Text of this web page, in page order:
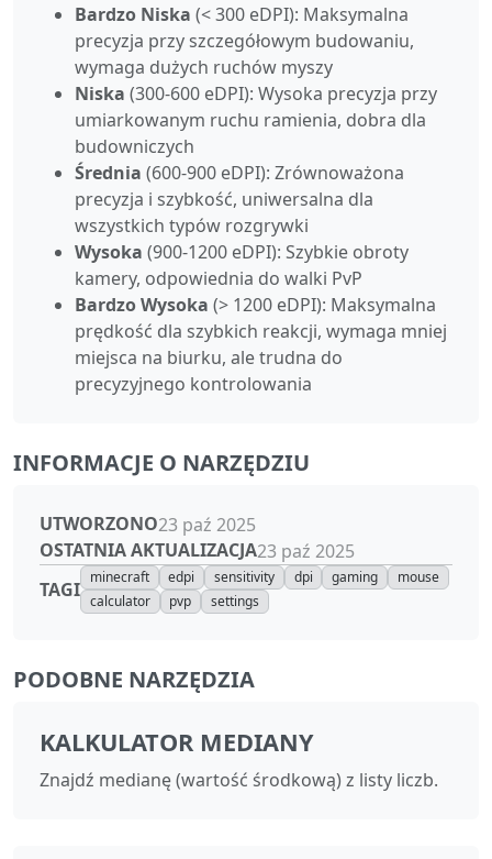
Bardzo Niska (< 300 eDPI): Maksymalna
precyzja przy szczegółowym budowaniu,
wymaga dużych ruchów myszy
Niska (300‑600 eDPI): Wysoka precyzja przy
umiarkowanym ruchu ramienia, dobra dla
budowniczych
Średnia (600‑900 eDPI): Zrównoważona
precyzja i szybkość, uniwersalna dla
wszystkich typów rozgrywki
Wysoka (900‑1200 eDPI): Szybkie obroty
kamery, odpowiednia do walki PvP
Bardzo Wysoka (> 1200 eDPI): Maksymalna
prędkość dla szybkich reakcji, wymaga mniej
miejsca na biurku, ale trudna do
precyzyjnego kontrolowania
INFORMACJE O NARZĘDZIU
UTWORZONO23 paź 2025
OSTATNIA AKTUALIZACJA23 paź 2025
TAGI
minecraft edpi sensitivity dpi gaming
mouse
calculator
pvp settings
PODOBNE NARZĘDZIA
KALKULATOR MEDIANY
Znajdź medianę (wartość środkową) z listy liczb.